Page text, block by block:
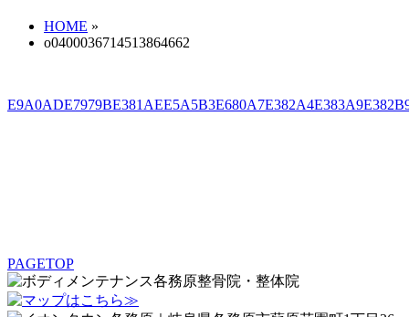
HOME »
o0400036714513864662
PAGETOP